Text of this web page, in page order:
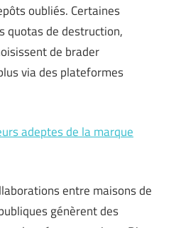
oubliés. Certaines
quotas de destruction,
de brader
via des plateformes
adeptes de la marque
entre maisons de
génèrent des